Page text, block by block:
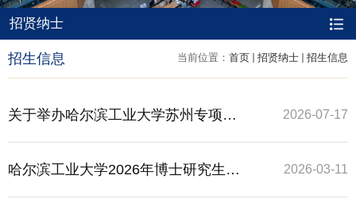
招贤纳士
当前位置： 首页 招贤纳士 招生信息
招生信息
关于举办哈尔滨工业大学苏州专项
2026年暑期学术交流营的通知
2026-07-17
哈尔滨工业大学2026年博士研究生春 2026-03-11